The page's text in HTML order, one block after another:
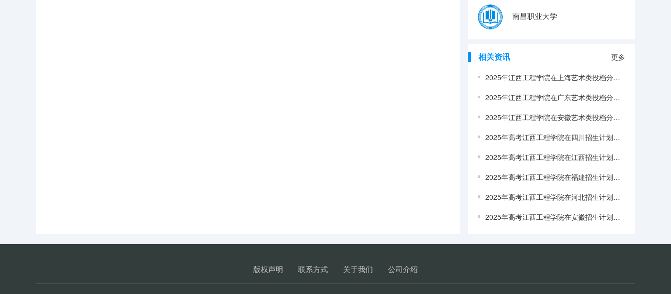
南昌职业大学
相关资讯 更多
2025年江西工程学院在上海艺术类投档分数线（2026年参考）
2025年江西工程学院在广东艺术类投档分数线（2026年参考）
2025年江西工程学院在安徽艺术类投档分数线（2026年参考）
2025年高考江西工程学院在四川招生计划怎么样（2026参考）
2025年高考江西工程学院在江西招生计划怎么样（2026参考）
2025年高考江西工程学院在福建招生计划怎么样（2026参考）
2025年高考江西工程学院在河北招生计划怎么样
2025年高考江西工程学院在安徽招生计划怎么样
版权声明 联系方式 关于我们 公司介绍